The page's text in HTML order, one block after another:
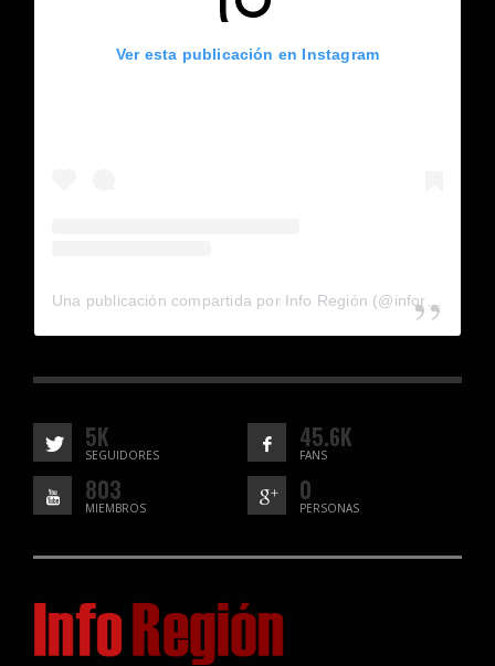
Ver esta publicación en Instagram
5K
SEGUIDORES
45.6K
FANS
803
MIEMBROS
0
PERSONAS